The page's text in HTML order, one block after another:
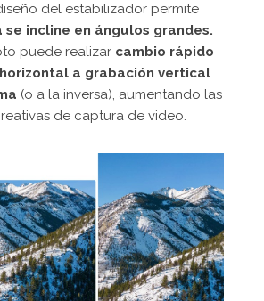
del estabilizador permite
se incline en ángulos grandes.
puede realizar cambio rápido
a grabación vertical
(o a la inversa), aumentando las
de captura de video.